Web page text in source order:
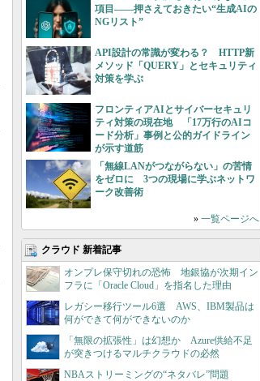
項目――押さえておきたい“生成AIの
NGリスト”
API設計の常識が変わる？ HTTP新
メソッド「QUERY」とセキュリティ
対策を学ぶ
フロンティアAIとサイバーセキュリ
ティ対策の現在地 「17万行のAIコ
ード分析」事例と公的ガイドライン
が示す道筋
「無線LANがつながらない」の苦情
をゼロに 3つの現場に学ぶネットワ
ーク改善術
» 一覧ページへ
クラウド 新着記事
オンプレ保守切れの恐怖 地銀協が次期イン
フラに「Oracle Cloud」を指名した理由
レガシー移行ツール6選 AWS、IBM製品は
何ができて何ができないのか
「無限の拡張性」は幻想か Azure供給不足
が突きつけるマルチクラウドの必然
NBAストリーミングの“ネタバレ”問題